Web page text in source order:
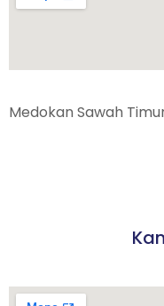
Medokan Sawah